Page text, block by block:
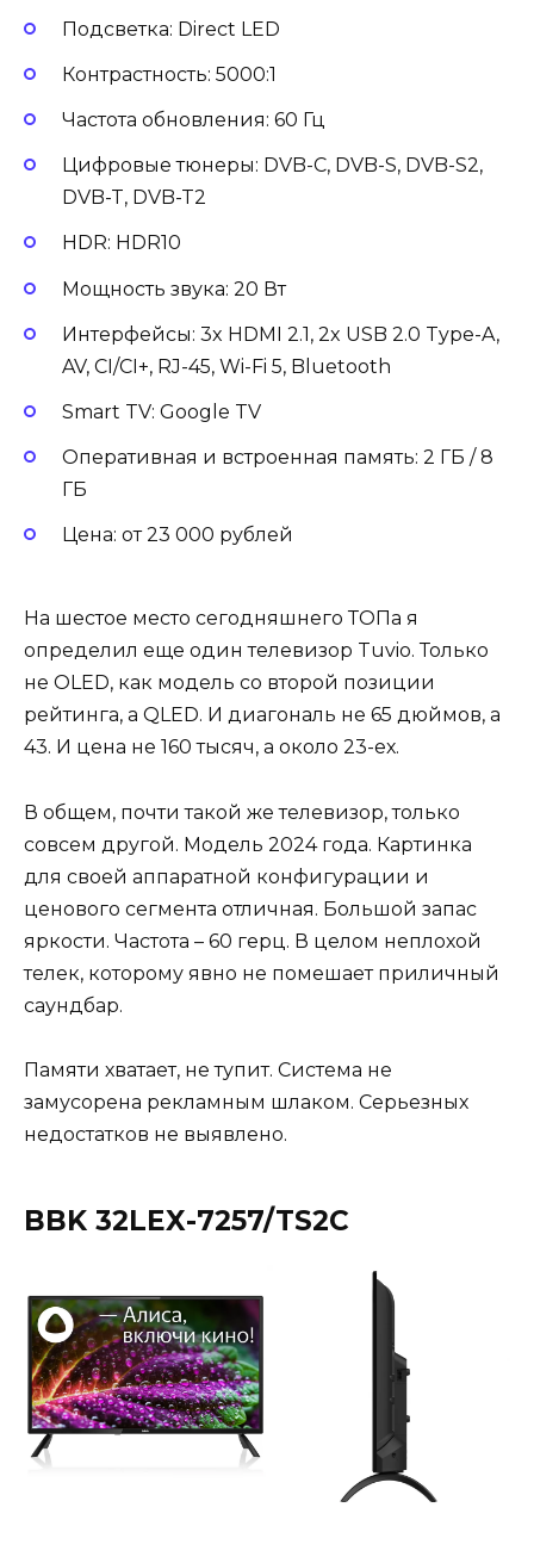
Подсветка: Direct LED
Контрастность: 5000:1
Частота обновления: 60 Гц
Цифровые тюнеры: DVB-C, DVB-S, DVB-S2,
DVB-T, DVB-T2
HDR: HDR10
Мощность звука: 20 Вт
Интерфейсы: 3x HDMI 2.1, 2x USB 2.0 Type-A,
AV, CI/CI+, RJ-45, Wi-Fi 5, Bluetooth
Smart TV: Google TV
Оперативная и встроенная память: 2 ГБ / 8
ГБ
Цена: от 23 000 рублей
На шестое место сегодняшнего ТОПа я
определил еще один телевизор Tuvio. Только
не OLED, как модель со второй позиции
рейтинга, а QLED. И диагональ не 65 дюймов, а
43. И цена не 160 тысяч, а около 23-ех.
В общем, почти такой же телевизор, только
совсем другой. Модель 2024 года. Картинка
для своей аппаратной конфигурации и
ценового сегмента отличная. Большой запас
яркости. Частота – 60 герц. В целом неплохой
телек, которому явно не помешает приличный
саундбар.
Памяти хватает, не тупит. Система не
замусорена рекламным шлаком. Серьезных
недостатков не выявлено.
BBK 32LEX-7257/TS2C